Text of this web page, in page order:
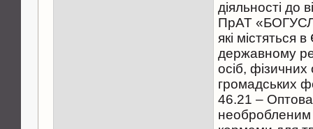
діяльності до
ПрАТ
які містяться
державному
осіб, фізичних
громадських
46.21 – Оптова
необробленим